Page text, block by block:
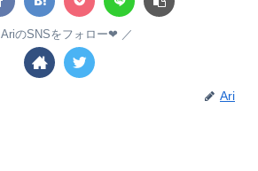
AriのSNSをフォロー❤︎
Ari